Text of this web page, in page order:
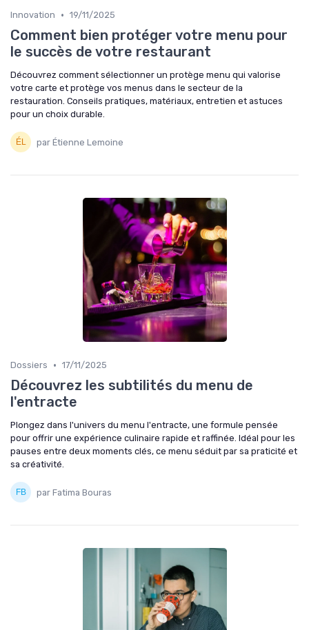
Innovation • 19/11/2025
Comment bien protéger votre menu pour
le succès de votre restaurant
Découvrez comment sélectionner un protège menu qui valorise
votre carte et protège vos menus dans le secteur de la
restauration. Conseils pratiques, matériaux, entretien et astuces
pour un choix durable.
par Étienne Lemoine
Dossiers • 17/11/2025
Découvrez les subtilités du menu de
l'entracte
Plongez dans l'univers du menu l'entracte, une formule pensée
pour offrir une expérience culinaire rapide et raffinée. Idéal pour les
pauses entre deux moments clés, ce menu séduit par sa praticité et
sa créativité.
par Fatima Bouras